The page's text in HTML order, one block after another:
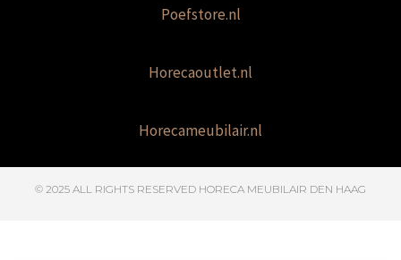
Poefstore.nl
Horecaoutlet.nl
Horecameubilair.nl
© 2025 ALL RIGHTS RESERVED​ HORECA MEUBILAIR DEN HAAG